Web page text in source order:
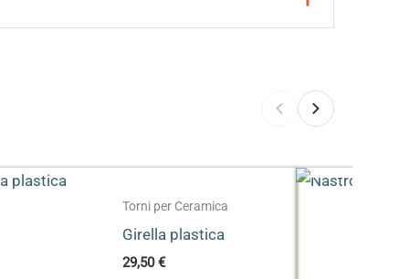
Torni per Ceramica
Girella plastica
29,50€